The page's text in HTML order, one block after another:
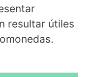
resultar útiles